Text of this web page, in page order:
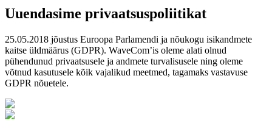
Uuendasime privaatsuspoliitikat
25.05.2018 jõustus Euroopa Parlamendi ja nõukogu isikandmete
kaitse üldmäärus (GDPR). WaveCom’is oleme alati olnud
pühendunud privaatsusele ja andmete turvalisusele ning oleme
võtnud kasutusele kõik vajalikud meetmed, tagamaks vastavuse
GDPR nõuetele.